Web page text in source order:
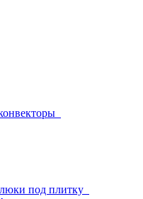
под плитку